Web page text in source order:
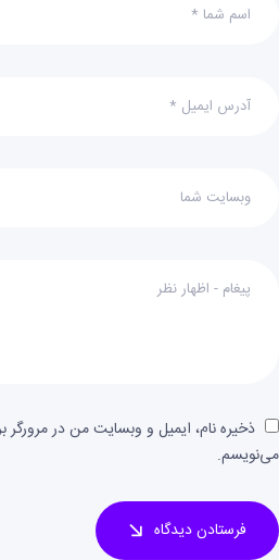
ذخیره نام، ایمیل و وبسایت من در مرورگر
می‌نویسم.
فرستادن دیدگاه